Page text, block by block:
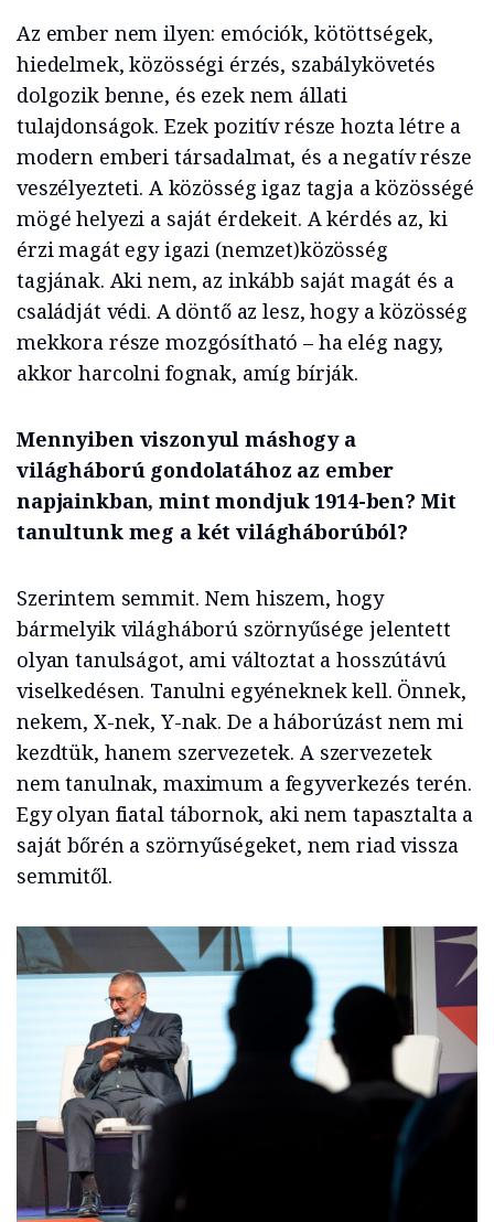
Az ember nem ilyen: emóciók, kötöttségek,
hiedelmek, közösségi érzés, szabálykövetés
dolgozik benne, és ezek nem állati
tulajdonságok. Ezek pozitív része hozta létre a
modern emberi társadalmat, és a negatív része
veszélyezteti. A közösség igaz tagja a közösségé
mögé helyezi a saját érdekeit. A kérdés az, ki
érzi magát egy igazi (nemzet)közösség
tagjának. Aki nem, az inkább saját magát és a
családját védi. A döntő az lesz, hogy a közösség
mekkora része mozgósítható – ha elég nagy,
akkor harcolni fognak, amíg bírják.
Mennyiben viszonyul máshogy a
világháború gondolatához az ember
napjainkban, mint mondjuk 1914-ben? Mit
tanultunk meg a két világháborúból?
Szerintem semmit. Nem hiszem, hogy
bármelyik világháború szörnyűsége jelentett
olyan tanulságot, ami változtat a hosszútávú
viselkedésen. Tanulni egyéneknek kell. Önnek,
nekem, X-nek, Y-nak. De a háborúzást nem mi
kezdtük, hanem szervezetek. A szervezetek
nem tanulnak, maximum a fegyverkezés terén.
Egy olyan fiatal tábornok, aki nem tapasztalta a
saját bőrén a szörnyűségeket, nem riad vissza
semmitől.